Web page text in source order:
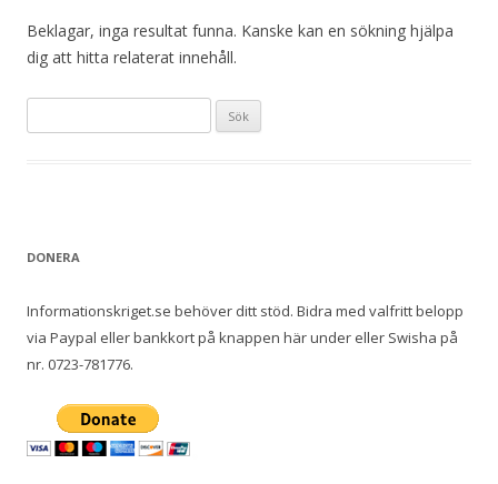
Beklagar, inga resultat funna. Kanske kan en sökning hjälpa
dig att hitta relaterat innehåll.
efter:
DONERA
Informationskriget.se behöver ditt stöd. Bidra med valfritt belopp
via Paypal eller bankkort på knappen här under eller Swisha på
nr. 0723-781776.